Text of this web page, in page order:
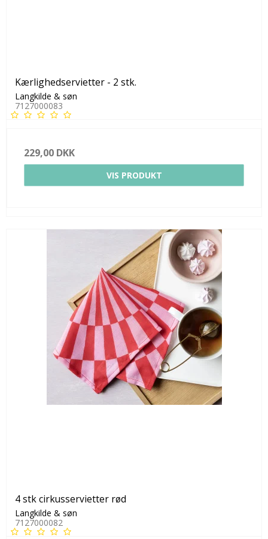
Kærlighedservietter - 2 stk.
Langkilde & søn
7127000083
229,00 DKK
VIS PRODUKT
4 stk cirkusservietter rød
Langkilde & søn
7127000082